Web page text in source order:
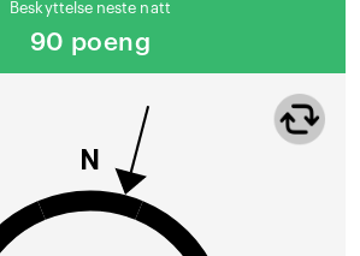
Beskyttelse neste natt
90 poeng
N